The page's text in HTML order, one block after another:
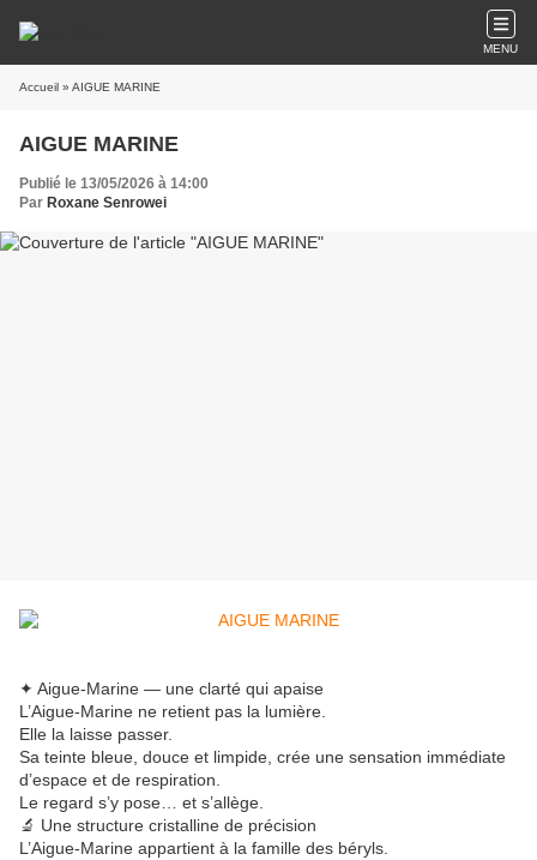
MENU
Accueil » AIGUE MARINE
AIGUE MARINE
Publié le 13/05/2026 à 14:00
Par Roxane Senrowei
✦ Aigue-Marine — une clarté qui apaise
L’Aigue-Marine ne retient pas la lumière.
Elle la laisse passer.
Sa teinte bleue, douce et limpide, crée une sensation immédiate
d’espace et de respiration.
Le regard s’y pose… et s’allège.
🔬 Une structure cristalline de précision
L’Aigue-Marine appartient à la famille des béryls.